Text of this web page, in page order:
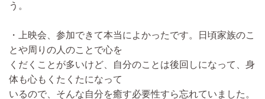
う。
・上映会、参加できて本当によかったです。日頃家族のこ
とや周りの人のことで心を
くだくことが多いけど、自分のことは後回しになって、身
体も心もくたくたになって
いるので、そんな自分を癒す必要性すら忘れていました。